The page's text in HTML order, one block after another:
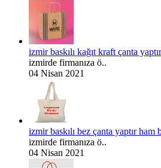
izmir baskılı kağıt kraft çanta
izmirde firmanıza ö..
04 Nisan 2021
izmir baskılı bez çanta yaptır ham
izmirde firmanıza ö..
04 Nisan 2021